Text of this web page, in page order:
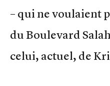
– qui ne voulaient
du Boulevard
celui, actuel, de